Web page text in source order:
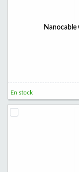
Nanocable
En stock